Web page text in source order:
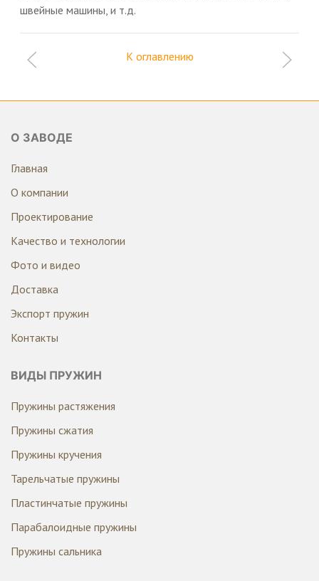
швейные машины, и т.д.
К оглавлению
О ЗАВОДЕ
Главная
О компании
Проектирование
Качество и технологии
Фото и видео
Доставка
Экспорт пружин
Контакты
ВИДЫ ПРУЖИН
Пружины растяжения
Пружины сжатия
Пружины кручения
Тарельчатые пружины
Пластинчатые пружины
Парабалоидные пружины
Пружины сальника